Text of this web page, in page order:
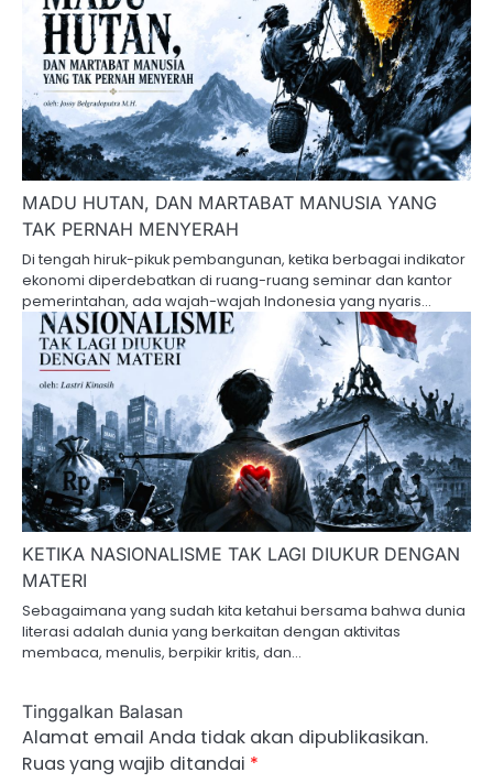
MADU HUTAN, DAN MARTABAT MANUSIA YANG
TAK PERNAH MENYERAH
Di tengah hiruk-pikuk pembangunan, ketika berbagai indikator
ekonomi diperdebatkan di ruang-ruang seminar dan kantor
pemerintahan, ada wajah-wajah Indonesia yang nyaris…
KETIKA NASIONALISME TAK LAGI DIUKUR DENGAN
MATERI
Sebagaimana yang sudah kita ketahui bersama bahwa dunia
literasi adalah dunia yang berkaitan dengan aktivitas
membaca, menulis, berpikir kritis, dan…
Tinggalkan Balasan
Alamat email Anda tidak akan dipublikasikan.
Ruas yang wajib ditandai *